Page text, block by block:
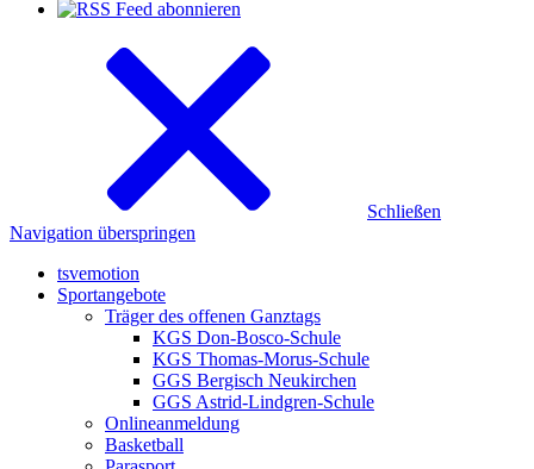
Schließen
Navigation überspringen
tsvemotion
Sportangebote
Träger des offenen Ganztags
KGS Don-Bosco-Schule
KGS Thomas-Morus-Schule
GGS Bergisch Neukirchen
GGS Astrid-Lindgren-Schule
Onlineanmeldung
Basketball